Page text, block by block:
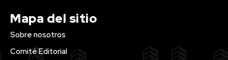
Mapa del sitio
Sobre nosotros
Comité Editorial